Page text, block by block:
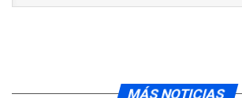
MÁS NOTICIAS